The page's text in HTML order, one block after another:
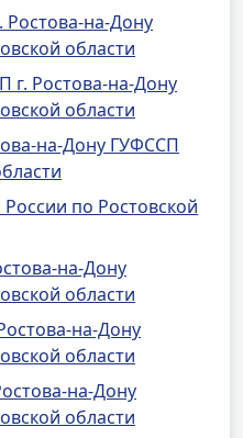
на-Дону
области
Ростова-на-Дону
области
на-Дону ГУФССП
по Ростовской
на-Дону
области
на-Дону
области
на-Дону
области